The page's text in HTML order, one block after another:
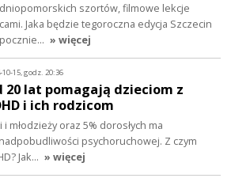
szortów, filmowe lekcje
Jaka będzie tegoroczna edycja Szczecin
» więcej
10-15, godz. 20:36
20 lat pomagają dzieciom z
i ich rodzicom
młodzieży oraz 5% dorosłych ma
psychoruchowej. Z czym
Jak… » więcej